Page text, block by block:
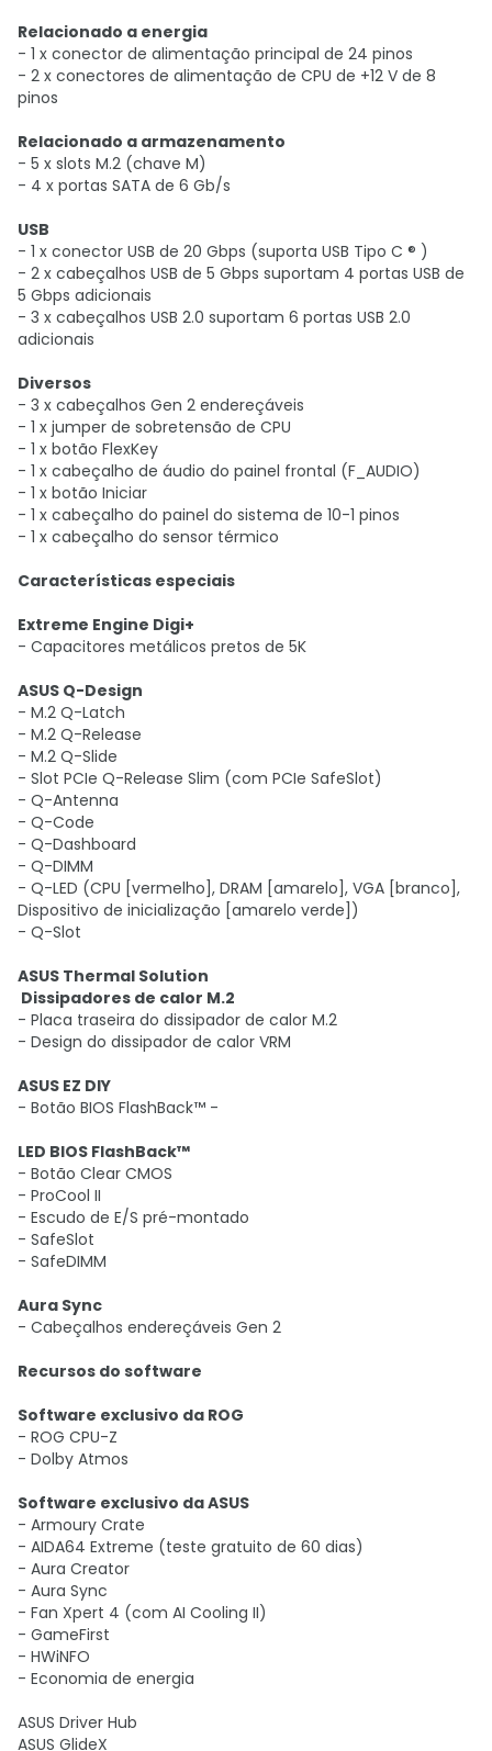
Relacionado a energia
- 1 x conector de alimentação principal de 24 pinos
- 2 x conectores de alimentação de CPU de +12 V de 8
pinos
Relacionado a armazenamento
- 5 x slots M.2 (chave M)
- 4 x portas SATA de 6 Gb/s
USB
- 1 x conector USB de 20 Gbps (suporta USB Tipo C ® )
- 2 x cabeçalhos USB de 5 Gbps suportam 4 portas USB de
5 Gbps adicionais
- 3 x cabeçalhos USB 2.0 suportam 6 portas USB 2.0
adicionais
Diversos
- 3 x cabeçalhos Gen 2 endereçáveis
- ​​1 x jumper de sobretensão de CPU
- 1 x botão FlexKey
- 1 x cabeçalho de áudio do painel frontal (F_AUDIO)
- 1 x botão Iniciar
- 1 x cabeçalho do painel do sistema de 10-1 pinos
- 1 x cabeçalho do sensor térmico
Características especiais
Extreme Engine Digi+
- Capacitores metálicos pretos de 5K
ASUS Q-Design
- M.2 Q-Latch
- M.2 Q-Release
- M.2 Q-Slide
- Slot PCIe Q-Release Slim (com PCIe SafeSlot)
- Q-Antenna
- Q-Code
- Q-Dashboard
- Q-DIMM
- Q-LED (CPU [vermelho], DRAM [amarelo], VGA [branco],
Dispositivo de inicialização [amarelo verde])
- Q-Slot
ASUS Thermal Solution
Dissipadores de calor M.2
- Placa traseira do dissipador de calor M.2
- Design do dissipador de calor VRM
ASUS EZ DIY
- Botão BIOS FlashBack™ -
LED BIOS FlashBack™
- Botão Clear CMOS
- ProCool II
- Escudo de E/S pré-montado
- SafeSlot
- SafeDIMM
Aura Sync
- Cabeçalhos endereçáveis ​​Gen 2
Recursos do software
Software exclusivo da ROG
- ROG CPU-Z
- Dolby Atmos
Software exclusivo da ASUS
- Armoury Crate
- AIDA64 Extreme (teste gratuito de 60 dias)
- Aura Creator
- Aura Sync
- Fan Xpert 4 (com AI Cooling II)
- GameFirst
- HWiNFO
- Economia de energia
ASUS Driver Hub
ASUS GlideX